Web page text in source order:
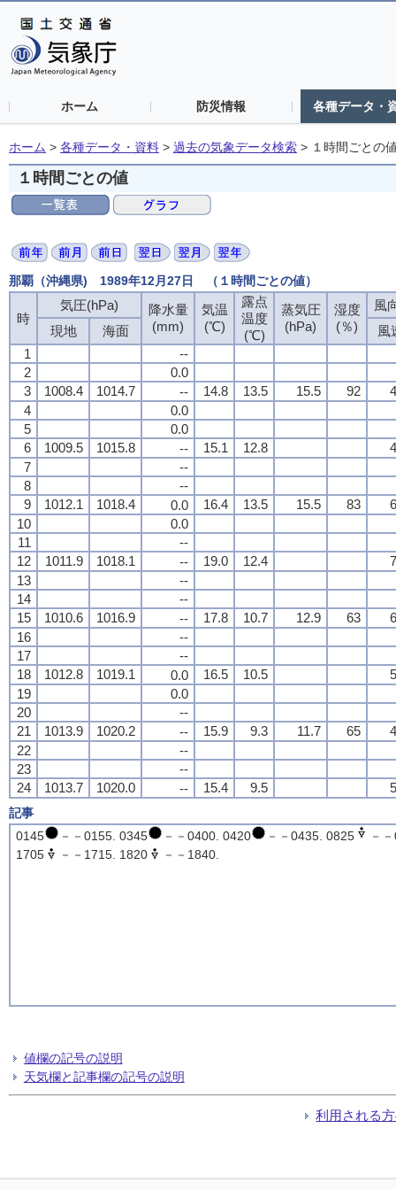
ホーム 防災情報 各種データ・
ホーム > 各種データ・資料 > 過去の気象データ検索 > １時間ごとの
１時間ごとの値
那覇（沖縄県) 1989年12月27日 （１時間ごとの値）
時
気圧(hPa)
降水量
(mm)
気温
(℃)
露点
温度
(℃)
蒸気圧
(hPa)
湿度
(％)
風
現地
海面
風
1
--
2
0.0
3
1008.4 1014.7 -- 14.8 13.5 15.5 92
4
0.0
5
0.0
6
1009.5 1015.8 -- 15.1 12.8
7
--
8
--
9
1012.1 1018.4 0.0 16.4 13.5 15.5 83
10
0.0
11
--
12
1011.9 1018.1 -- 19.0 12.4
13
--
14
--
15
1010.6 1016.9 -- 17.8 10.7 12.9 63
16
--
17
--
18
1012.8 1019.1 0.0 16.5 10.5
19
0.0
20
--
21
1013.9 1020.2 -- 15.9 9.3 11.7 65
22
--
23
--
24
1013.7 1020.0 -- 15.4 9.5
記事
0145
－－0155. 0345 －－0400. 0420 －－0435. 0825
－
1705
－－1715. 1820 －－1840.
値欄の記号の説明
天気欄と記事欄の記号の説明
利用される